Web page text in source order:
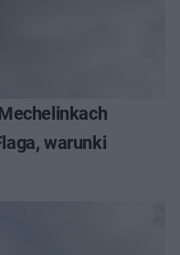
warunki